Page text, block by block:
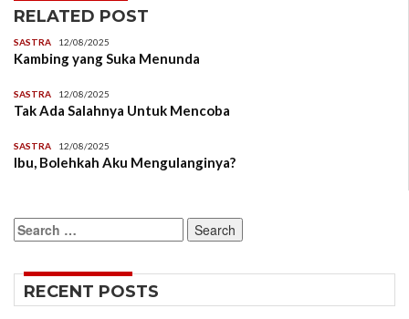
RELATED POST
SASTRA 12/08/2025
Kambing yang Suka Menunda
SASTRA 12/08/2025
Tak Ada Salahnya Untuk Mencoba
SASTRA 12/08/2025
Ibu, Bolehkah Aku Mengulanginya?
Search
for:
RECENT POSTS